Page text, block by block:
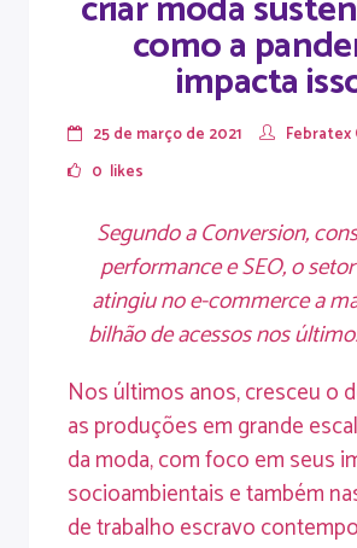
como a
impacta
25 de março de 2021
Febratex
0 likes
Segundo a Conversion,
performance e SEO, o
atingiu no e-commerce a
bilhão de acessos nos
Nos últimos anos, cresceu o
as produções em grande
da moda, com foco em seus
socioambientais e também
de trabalho escravo